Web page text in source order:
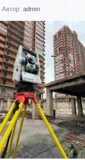
Автор: admin